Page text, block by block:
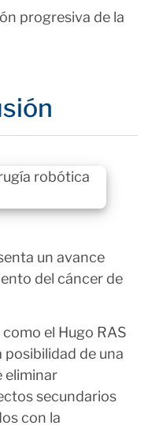
progresiva de la
un avance
del cáncer de
el Hugo RAS
de una
eliminar
secundarios
con la